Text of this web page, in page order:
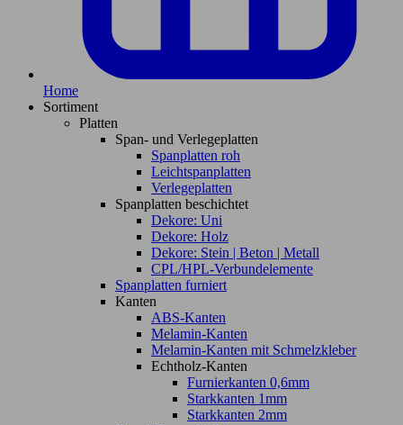
Home
Sortiment
Platten
Span- und Verlegeplatten
Spanplatten roh
Leichtspanplatten
Verlegeplatten
Spanplatten beschichtet
Dekore: Uni
Dekore: Holz
Dekore: Stein | Beton | Metall
CPL/HPL-Verbundelemente
Spanplatten furniert
Kanten
ABS-Kanten
Melamin-Kanten
Melamin-Kanten mit Schmelzkleber
Echtholz-Kanten
Furnierkanten 0,6mm
Starkkanten 1mm
Starkkanten 2mm